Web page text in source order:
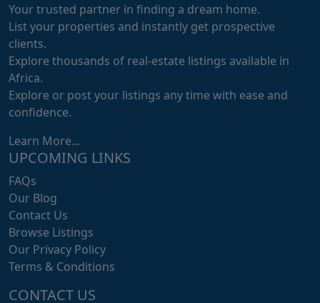
Your trusted partner in finding a dream home.
List your properties and instantly get prospective
clients.
Explore thousands of real-estate listings available in
Africa.
Explore or post your listings any time with ease and
confidence.
Learn More...
UPCOMING LINKS
FAQs
Our Blog
Contact Us
Browse Listings
Our Privacy Policy
Terms & Conditions
CONTACT US